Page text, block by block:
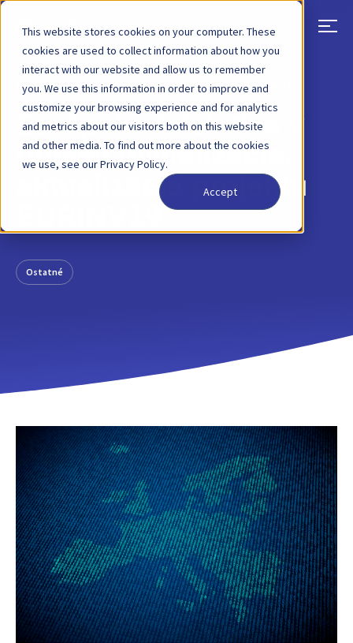
This website stores cookies on your computer. These
cookies are used to collect information about how you
interact with our website and allow us to remember
you. We use this information in order to improve and
customize your browsing experience and for analytics
and metrics about our visitors both on this website
and other media. To find out more about the cookies
we use, see our Privacy Policy.
Accept
SPÄŤ PRÍSPEVOK NA BLOGU 09. MAREC 2021
Európska iniciatíva v
oblasti digitalizácie:
aktualizácia projektu
Ostatné